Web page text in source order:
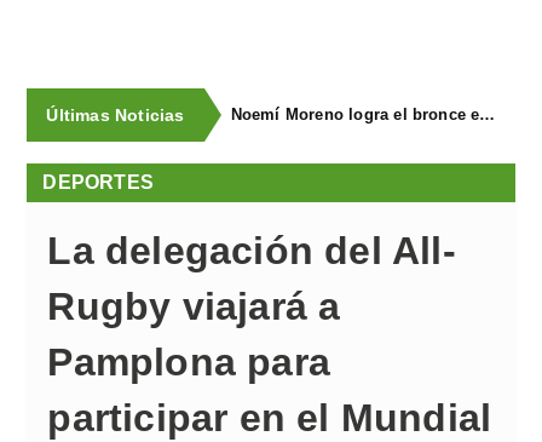
Últimas Noticias Noemí Moreno logra el bronce en el XXX Biatlón Ciudad de Gijón
DEPORTES
La delegación del All-
Rugby viajará a
Pamplona para
participar en el Mundial